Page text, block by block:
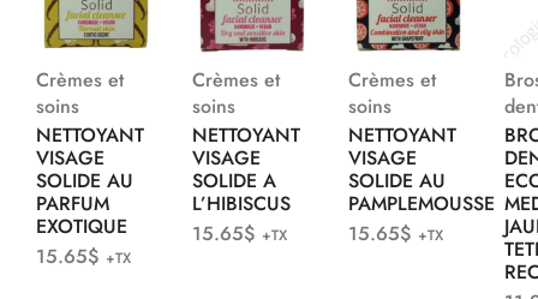
Crèmes et
soins
NETTOYANT
VISAGE
SOLIDE AU
PARFUM
EXOTIQUE
15.65$ +TX
Crèmes et
soins
NETTOYANT
VISAGE
SOLIDE A
L’HIBISCUS
15.65$ +TX
Crèmes et
soins
NETTOYANT
VISAGE
SOLIDE AU
PAMPLEMOUSSE
15.65$ +TX